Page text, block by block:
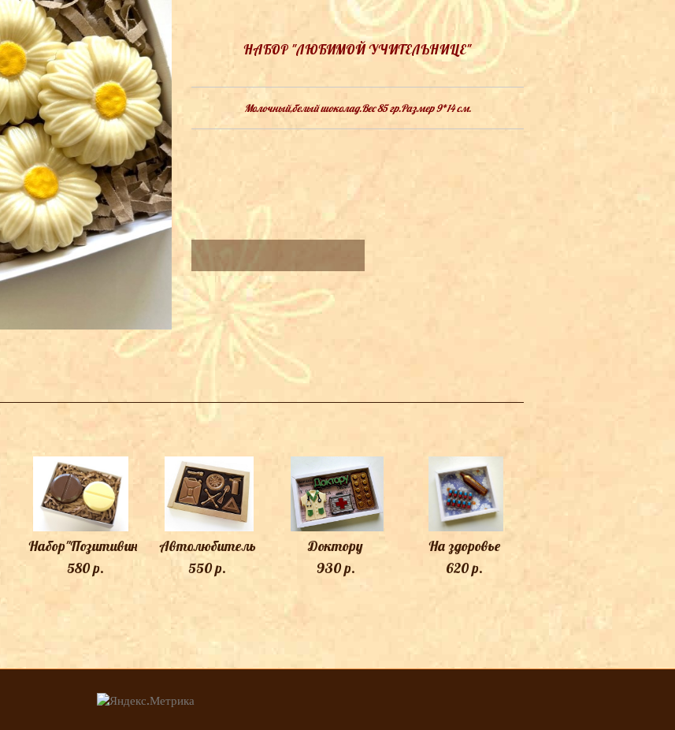
НАБОР "ЛЮБИМОЙ УЧИТЕЛЬНИЦЕ"
Молочный,белый шоколад.Вес 85 гр.Размер 9*14 см.
ТАКЖЕ ВАМ МОЖЕТ ПОНРАВИТЬСЯ
Набор"Позитивин"
580 p.
Автолюбитель
550 p.
Доктору
930 p.
На здоровье
620 p.